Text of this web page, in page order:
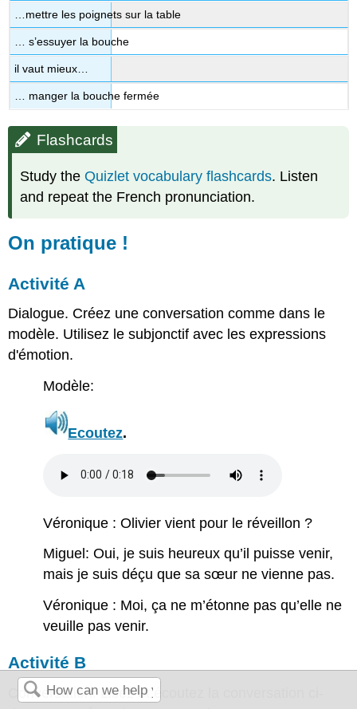
…mettre les poignets sur la table
… s’essuyer la bouche
il vaut mieux…
… manger la bouche fermée
Flashcards
Study theQuizlet vocabulary flashcards. Listen
and repeat the French pronunciation.
On pratique !
Activité A
Dialogue. Créez une conversation comme dans le
modèle. Utilisez le subjonctif avec les expressions
d'émotion.
Modèle:
Ecoutez.
Véronique : Olivier vient pour le réveillon ?
Miguel: Oui, je suis heureux qu’il puisse venir,
mais je suis déçu que sa sœur ne vienne pas.
Véronique : Moi, ça ne m’étonne pas qu’elle ne
veuille pas venir.
Activité B
Conversation. Lisez et écoutez la conversation ci-